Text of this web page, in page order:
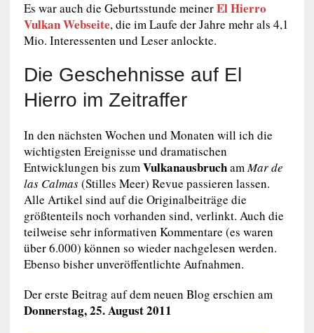
Es war auch die Geburtsstunde meinerEl Hierro
Vulkan Webseite, die im Laufe der Jahre mehr als 4,1
Mio. Interessenten und Leser anlockte.
Die Geschehnisse auf El
Hierro im Zeitraffer
In den nächsten Wochen und Monaten will ich die
wichtigsten Ereignisse und dramatischen
Entwicklungen bis zumVulkanausbruchamMar de
las Calmas(Stilles Meer) Revue passieren lassen.
Alle Artikel sind auf die Originalbeiträge die
größtenteils noch vorhanden sind, verlinkt. Auch die
teilweise sehr informativen Kommentare (es waren
über 6.000) können so wieder nachgelesen werden.
Ebenso bisher unveröffentlichte Aufnahmen.
Der erste Beitrag auf dem neuen Blog erschien am
Donnerstag, 25. August 2011